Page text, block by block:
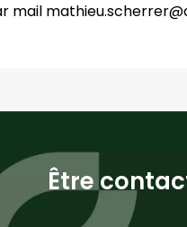
mail
Être